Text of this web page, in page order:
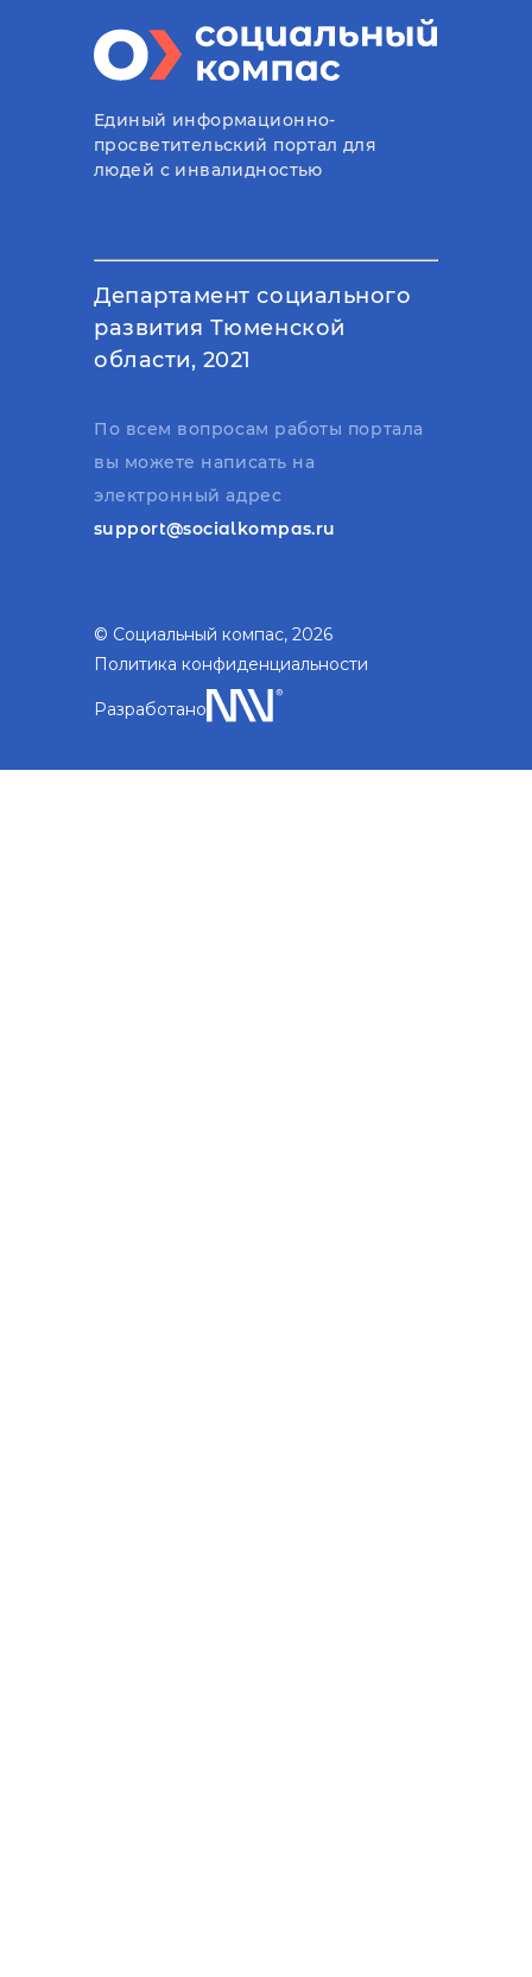
Единый информационно-
просветительский портал для
людей с инвалидностью
Департамент социального
развития Тюменской
области, 2021
По всем вопросам работы портала
вы можете написать на
электронный адрес
support@socialkompas.ru
© Социальный компас, 2026
Политика конфиденциальности
Разработано